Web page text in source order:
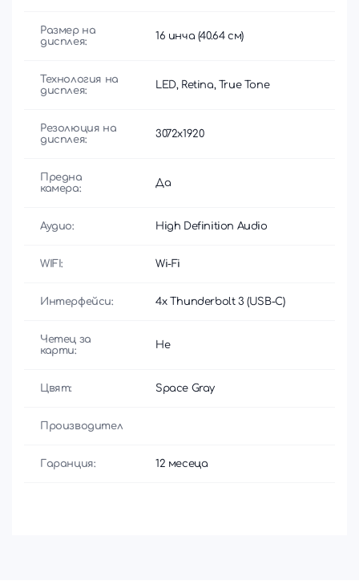
Размер на
дисплея:
16 инча (40.64 см)
Технология на
дисплея:
LED, Retina, True Tone
Резолюция на
дисплея:
3072x1920
Предна
камера:
Да
Аудио: High Definition Audio
WIFI: Wi-Fi
Интерфейси: 4x Thunderbolt 3 (USB-C)
Четец за
карти:
Не
Цвят: Space Gray
Производител
Гаранция: 12 месеца